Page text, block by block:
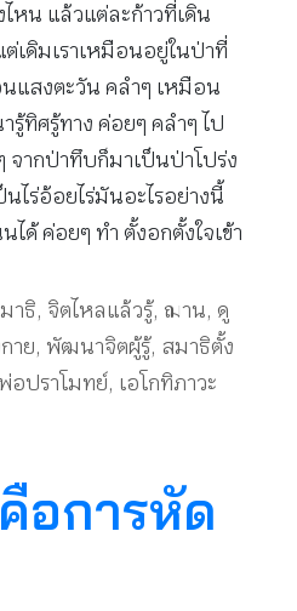
ไหน แล้วแต่ละก้าวที่เดิน
เดิมเราเหมือนอยู่ในป่าที่
แสงตะวัน คลำๆ เหมือน
รู้ทิศรู้ทาง ค่อยๆ คลำๆ ไป
จากป่าทึบก็มาเป็นป่าโปร่ง
ไร่อ้อยไร่มันอะไรอย่างนี้
ด้ ค่อยๆ ทำ ตั้งอกตั้งใจเข้า
าธิ, จิตไหลแล้วรู้, ฌาน, ดู
าย, พัฒนาจิตผู้รู้, สมาธิตั้ง
อปราโมทย์, เอโกทิภาวะ
อการหัด